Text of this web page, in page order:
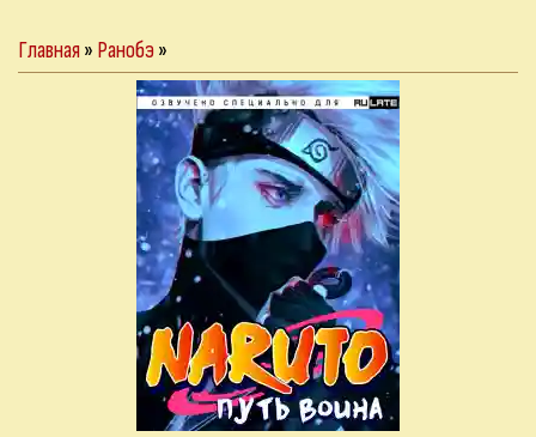
Главная» Ранобэ»